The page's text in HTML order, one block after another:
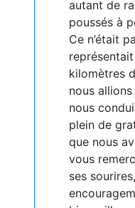
autant de
poussés à
Ce n’était
kilomètres
nous
nous
plein de
que nous
vous
ses